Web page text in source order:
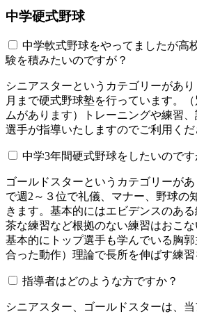
中学硬式野球
中学軟式野球をやってましたが高
験を積みたいのですが？
シニアスターというカテゴリーがあ
月まで硬式野球塾を行っています。
ムがあります）トレーニングや練習
選手が指導いたしますのでご利用くだ
中学3年間硬式野球をしたいのです
ゴールドスターというカテゴリーが
で週2～３位で礼儀、マナー、野球の
きます。基本的にはエビデンスのあ
茶な練習など根拠のない練習はおこな
基本的にトップ選手も学んでいる胸
合った動作）理論で長所を伸ばす練習
指導者はどのような方ですか？
シニアスター、ゴールドスターは、